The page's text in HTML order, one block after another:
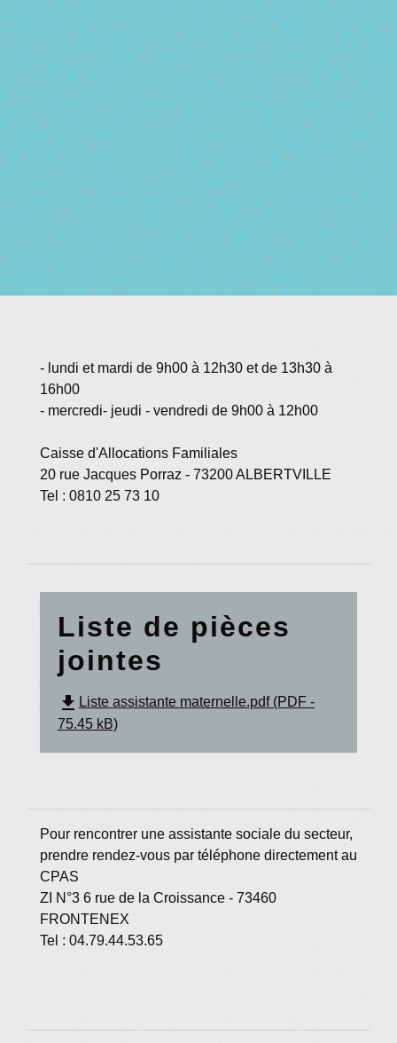
- lundi et mardi de 9h00 à 12h30 et de 13h30 à
16h00
- mercredi- jeudi - vendredi de 9h00 à 12h00
Caisse d'Allocations Familiales
20 rue Jacques Porraz - 73200 ALBERTVILLE
Tel : 0810 25 73 10
Liste de pièces
jointes
file_download Liste assistante maternelle.pdf (PDF -
75.45 kB)
Pour rencontrer une assistante sociale du secteur,
prendre rendez-vous par téléphone directement au
CPAS
ZI N°3 6 rue de la Croissance - 73460
FRONTENEX
Tel : 04.79.44.53.65